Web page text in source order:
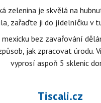
zelenina je skvělá na
zařaďte ji do jídelníčku v
mexicku bez zavařování
jak zpracovat úrodu.
vyprosí aspoň 5 sklenic
Tiscali.cz